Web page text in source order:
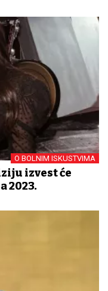
O BOLNIM ISKUSTVIMA
izvest će
2023.